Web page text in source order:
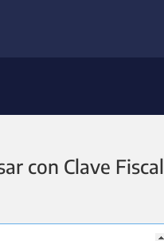
con Clave Fiscal